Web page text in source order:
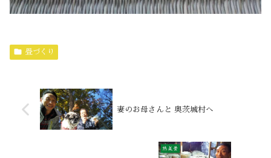
畳づくり
妻のお母さんと 奥茨城村へ